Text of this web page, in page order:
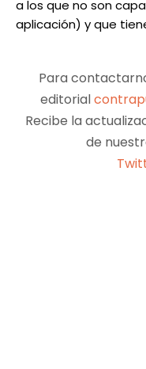
a los que no son
aplicación) y que
Para
editorial
Recibe la
de